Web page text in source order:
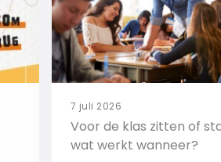
7 juli 2026
Voor de klas zitten of
wat werkt wanneer?